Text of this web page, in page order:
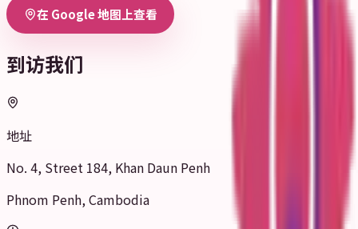
在 Google 地图上查看
到访我们
地址
No. 4, Street 184, Khan Daun Penh
Phnom Penh, Cambodia